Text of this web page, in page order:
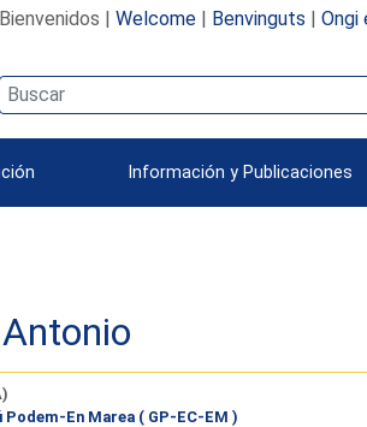
Bienvenidos | Welcome| Benvinguts | Ongi
Información y Publicaciones
Podem-En Marea ( GP-EC-EM )